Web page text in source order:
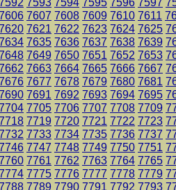
7607 7608 7609 7610 7611
7621 7622 7623 7624 7625
7635 7636 7637 7638 7639
7649 7650 7651 7652 7653
7663 7664 7665 7666 7667
7677 7678 7679 7680 7681
7691 7692 7693 7694 7695
7705 7706 7707 7708 7709
7719 7720 7721 7722 7723
7733 7734 7735 7736 7737
7747 7748 7749 7750 7751
7761 7762 7763 7764 7765
7775 7776 7777 7778 7779
7789 7790 7791 7792 7793